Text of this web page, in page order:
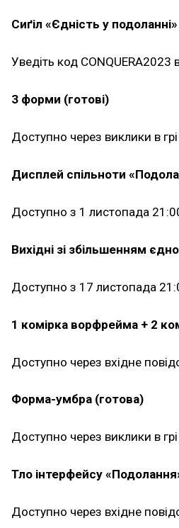
Сиґіл «Єдність у
Уведіть код CONQUERA2023
3 форми (готові)
Доступно через виклики в
Дисплей спільноти
Доступно з 1 листопада
Вихідні зі збільшенням
Доступно з 17 листопада
1 комірка ворфрейма + 2
Доступно через вхідне
Форма-умбра (готова)
Доступно через виклики в
Тло інтерфейсу
Доступно через вхідне